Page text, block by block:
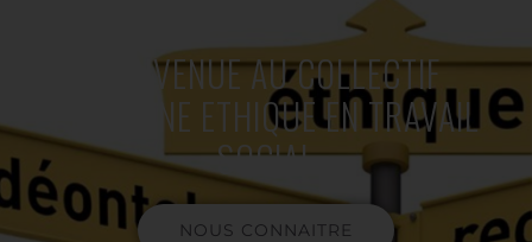
BIENVENUE AU COLLECTIF
POUR UNE ETHIQUE EN TRAVAIL
SOCIAL
NOUS CONNAITRE